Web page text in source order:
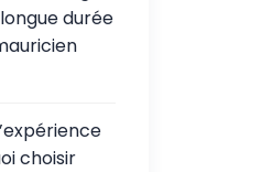
durée
choisir